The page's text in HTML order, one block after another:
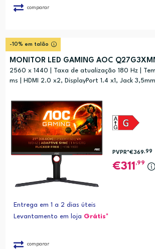
comparar
-10% em talão
MONITOR LED GAMING AOC
2560 x 1440 | Taxa de atualização 180 Hz |
ms | HDMI 2.0 x2, DisplayPort 1.4 x1, Jack 3,5mm
PVPR*€369,99
311 ,99
Entrega em 1 a 2 dias úteis
Levantamento em loja Grátis*
comparar